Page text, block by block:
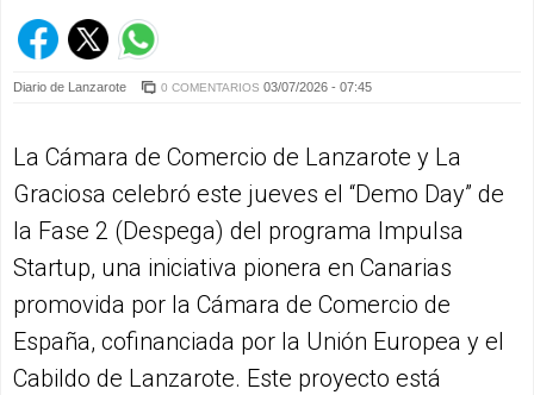
Diario de Lanzarote 0 COMENTARIOS 03/07/2026 - 07:45
La Cámara de Comercio de Lanzarote y La
Graciosa celebró este jueves el “Demo Day” de
la Fase 2 (Despega) del programa Impulsa
Startup, una iniciativa pionera en Canarias
promovida por la Cámara de Comercio de
España, cofinanciada por la Unión Europea y el
Cabildo de Lanzarote. Este proyecto está